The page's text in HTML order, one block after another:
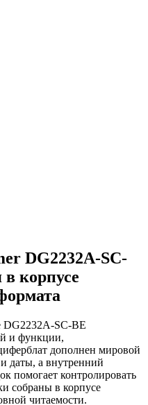
DG2232A-SC-
корпусе
DG2232A-SC-BE
и функции,
дополнен мировой
даты, а внутренний
помогает контролировать
собраны в корпусе
читаемости.